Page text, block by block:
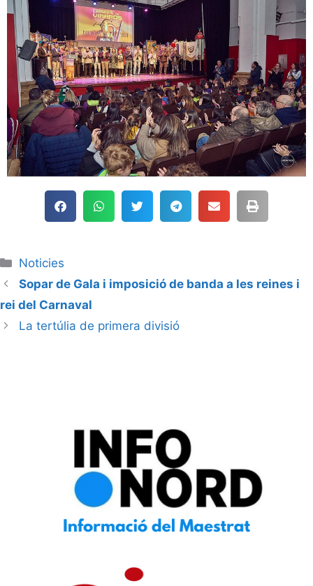
Noticies
Sopar de Gala i imposició de banda a les reines i
rei del Carnaval
La tertúlia de primera divisió